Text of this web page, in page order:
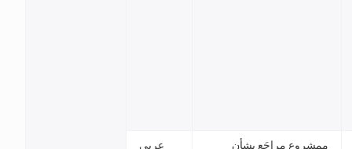
عربي
ممشروع مراجَع بشأن